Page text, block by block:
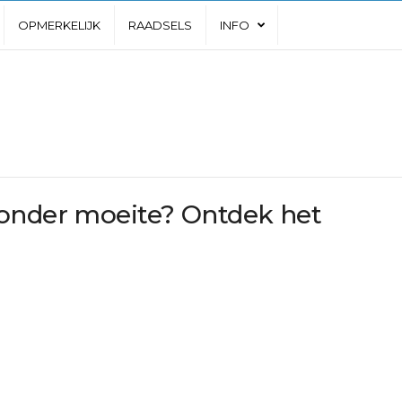
OPMERKELIJK RAADSELS INFO
moeite? Ontdek het